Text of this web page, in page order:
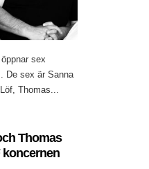
sex
De sex är Sanna
Thomas...
Thomas
koncernen